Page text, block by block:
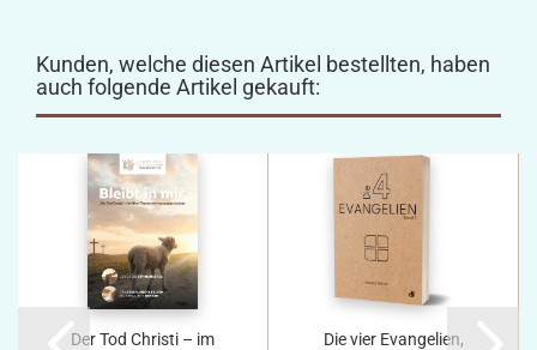
Kunden, welche diesen Artikel bestellten, haben
auch folgende Artikel gekauft:
Der Tod Christi – im
Die vier Evangelien,